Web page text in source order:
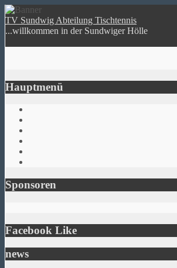
TV Sundwig Abteilung Tischtennis
...willkommen in der Sundwiger Hölle
Hauptmenü
Sponsoren
Facebook Like
news